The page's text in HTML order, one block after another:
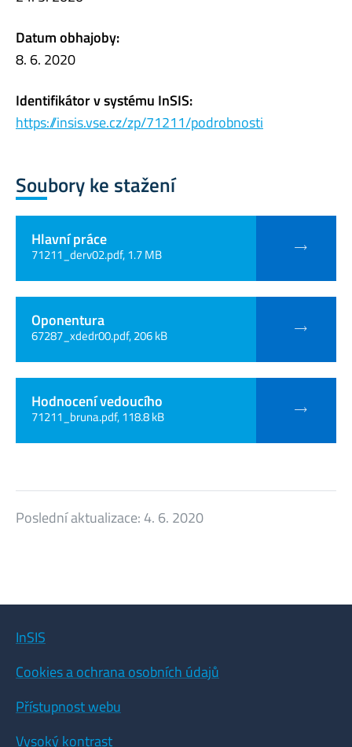
Datum obhajoby:
8. 6. 2020
Identifikátor v systému InSIS:
https://insis.vse.cz/zp/71211/podrobnosti
Soubory ke stažení
Hlavní práce
71211_derv02.pdf, 1.7 MB
Oponentura
67287_xdedr00.pdf, 206 kB
Hodnocení vedoucího
71211_bruna.pdf, 118.8 kB
Poslední aktualizace:4. 6. 2020
InSIS
Cookies a ochrana osobních údajů
Přístupnost webu
Vysoký kontrast